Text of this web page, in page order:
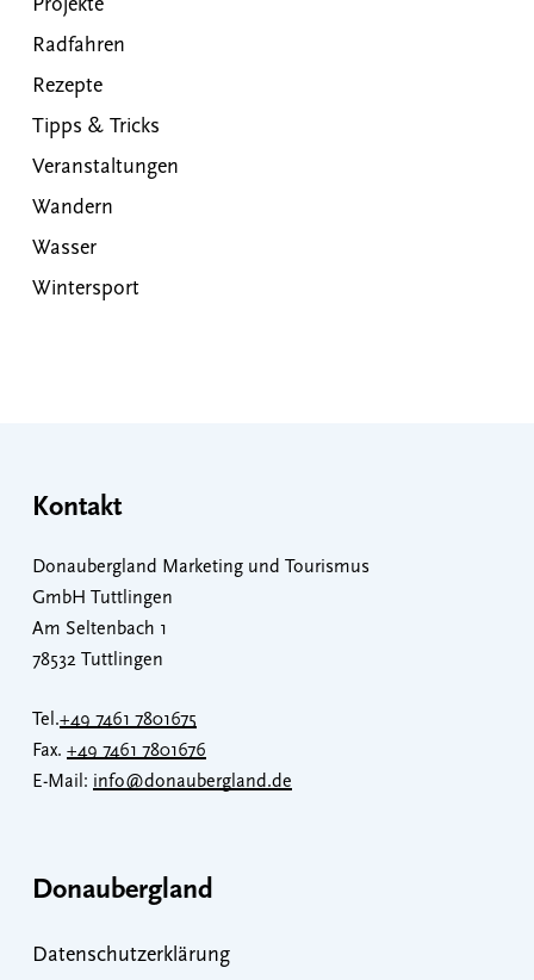
Projekte
Radfahren
Rezepte
Tipps & Tricks
Veranstaltungen
Wandern
Wasser
Wintersport
Kontakt
Donaubergland Marketing und Tourismus
GmbH Tuttlingen
Am Seltenbach 1
78532 Tuttlingen
Tel.+49 7461 7801675
Fax. +49 7461 7801676
E-Mail: info@donaubergland.de
Donaubergland
Datenschutzerklärung